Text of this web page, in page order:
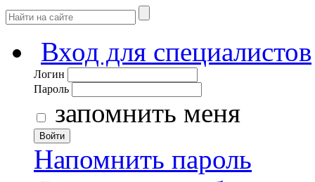
Вход для специалистов
Логин
Пароль
запомнить меня
Войти
Напомнить пароль